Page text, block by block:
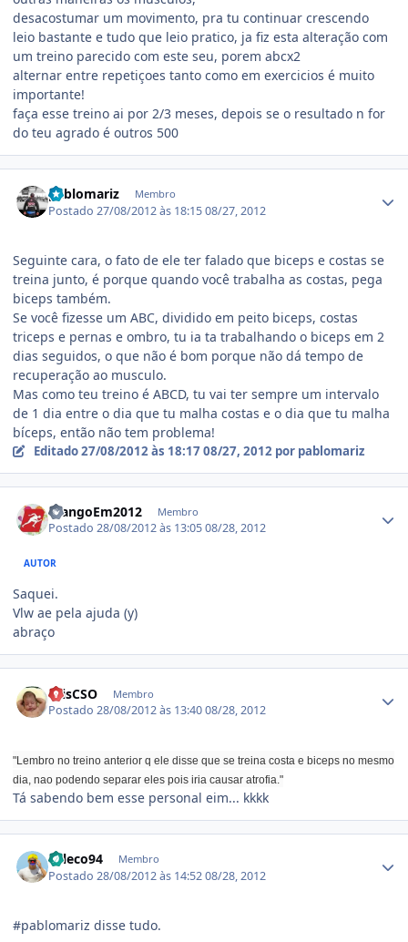
desacostumar um movimento, pra tu continuar crescendo
leio bastante e tudo que leio pratico, ja fiz esta alteração com
um treino parecido com este seu, porem abcx2
alternar entre repetiçoes tanto como em exercicios é muito
importante!
faça esse treino ai por 2/3 meses, depois se o resultado n for
do teu agrado é outros 500
pablomariz Membro
Postado27/08/2012 às 18:1508/27, 2012
Seguinte cara, o fato de ele ter falado que biceps e costas se
treina junto, é porque quando você trabalha as costas, pega
biceps também.
Se você fizesse um ABC, dividido em peito biceps, costas
triceps e pernas e ombro, tu ia ta trabalhando o biceps em 2
dias seguidos, o que não é bom porque não dá tempo de
recuperação ao musculo.
Mas como teu treino é ABCD, tu vai ter sempre um intervalo
de 1 dia entre o dia que tu malha costas e o dia que tu malha
bíceps, então não tem problema!
Editado27/08/2012 às 18:1708/27, 2012 por pablomariz
FrangoEm2012 Membro
Postado28/08/2012 às 13:0508/28, 2012
AUTOR
Saquei.
Vlw ae pela ajuda (y)
abraço
CrisCSO Membro
Postado28/08/2012 às 13:4008/28, 2012
"Lembro no treino anterior q ele disse que se treina costa e biceps no mesmo
dia, nao podendo separar eles pois iria causar atrofia."
Tá sabendo bem esse personal eim... kkkk
Leleco94 Membro
Postado28/08/2012 às 14:5208/28, 2012
#pablomariz disse tudo.